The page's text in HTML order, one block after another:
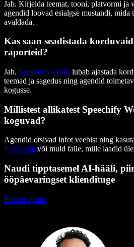
Jah. Kirjelda teemat, tooni, platvormi ja
agendid loovad esialgse mustandi, mida
avaldada.
Kas saan seadistada
raporteid?
Jah. Speechify Work lubab ajastada
teemad ja sagedus ning agendid
kogusse.
Millistest allikatest Speechify
koguvad?
Agendid otsivad infot veebist ning
PDF-faile või muid faile, mille laadid
Naudi tipptasemel AI-hääli,
ööpäevaringset kliendituge
Proovi tasuta